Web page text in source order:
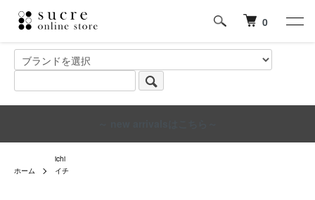
0
ホーム
ichi
イチ